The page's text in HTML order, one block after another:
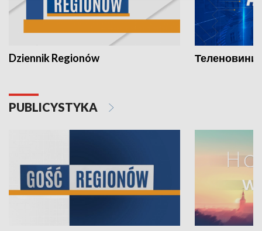
Dziennik Regionów Теленовини
PUBLICYSTYKA